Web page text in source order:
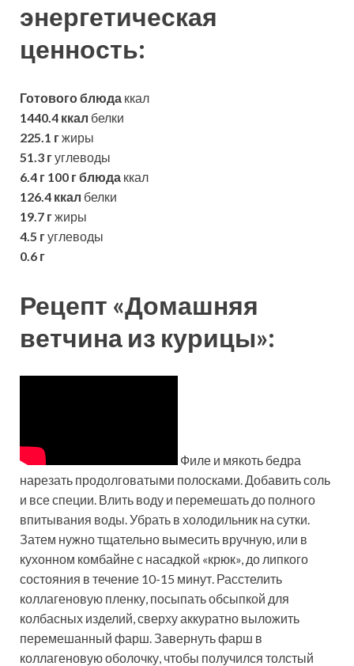
энергетическая
ценность:
Готового блюда ккал
1440.4 ккал белки
225.1 гжиры
51.3 гуглеводы
6.4 г 100 г блюда ккал
126.4 ккал белки
19.7 гжиры
4.5 гуглеводы
0.6 г
Рецепт «Домашняя
ветчина из курицы»:
Филе и мякоть бедра
нарезать продолговатыми полосками. Добавить соль
и все специи. Влить воду и перемешать до полного
впитывания воды. Убрать в холодильник на сутки.
Затем нужно тщательно вымесить вручную, или в
кухонном комбайне с насадкой «крюк», до липкого
состояния в течение 10-15 минут. Расстелить
коллагеновую пленку, посыпать обсыпкой для
колбасных изделий, сверху аккуратно выложить
перемешанный фарш. Завернуть фарш в
коллагеновую оболочку, чтобы получился толстый